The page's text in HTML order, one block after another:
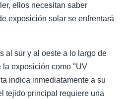
ellos necesitan saber
exposición solar se enfrentará
al sur y al oeste a lo largo de
la exposición como "UV
indica inmediatamente a su
tejido principal requiere una